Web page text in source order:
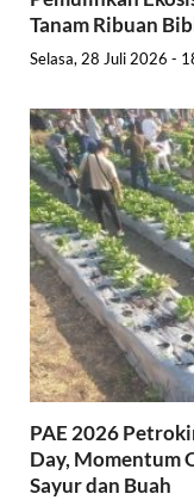
Tanam Ribuan
Selasa, 28 Juli 2026 -
PAE 2026
Day, Momentum
Sayur dan Buah